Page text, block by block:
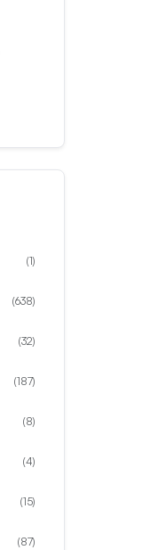
(1)
(638)
(32)
(187)
(8)
(4)
(15)
(87)